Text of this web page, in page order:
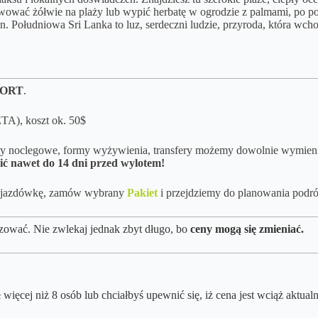
żółwie na plaży lub wypić herbatę w ogrodzie z palmami, po
Południowa Sri Lanka to luz, serdeczni ludzie, przyroda, która
.
koszt ok. 50$
noclegowe, formy wyżywienia, transfery możemy dowolnie
nawet do 14 dni przed wylotem!
zamów wybrany Pakiet i przejdziemy do planowania
Nie zwlekaj jednak zbyt długo, bo ceny mogą się zmieniać.
niż 8 osób lub chciałbyś upewnić się, iż cena jest wciąż